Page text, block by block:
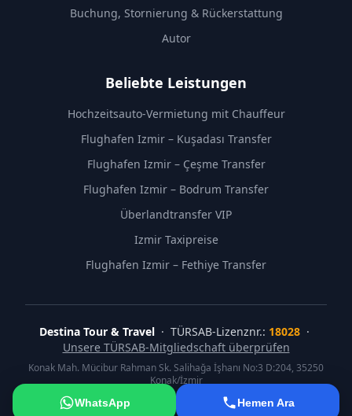
Buchung, Stornierung & Rückerstattung
Autor
Beliebte Leistungen
Hochzeitsauto-Vermietung mit Chauffeur
Flughafen Izmir – Kuşadası Transfer
Flughafen Izmir – Çeşme Transfer
Flughafen Izmir – Bodrum Transfer
Überlandtransfer VIP
Izmir Taxipreise
Flughafen Izmir – Fethiye Transfer
Destina Tour & Travel · TÜRSAB-Lizenznr.: 18028 ·
Unsere TÜRSAB-Mitgliedschaft überprüfen
Konak Mah. Mücibur Rahman Sk. Salihağa İşhanı No:3 D:204, 35250
Konak/İzmir
2026Destina Tour & Travel. Alle Rechte vorbehalten.
WhatsApp Hemen Ara